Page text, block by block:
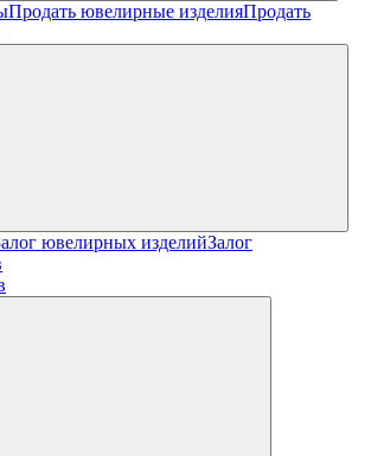
Продать ювелирные изделияПродать
ювелирных изделийЗалог